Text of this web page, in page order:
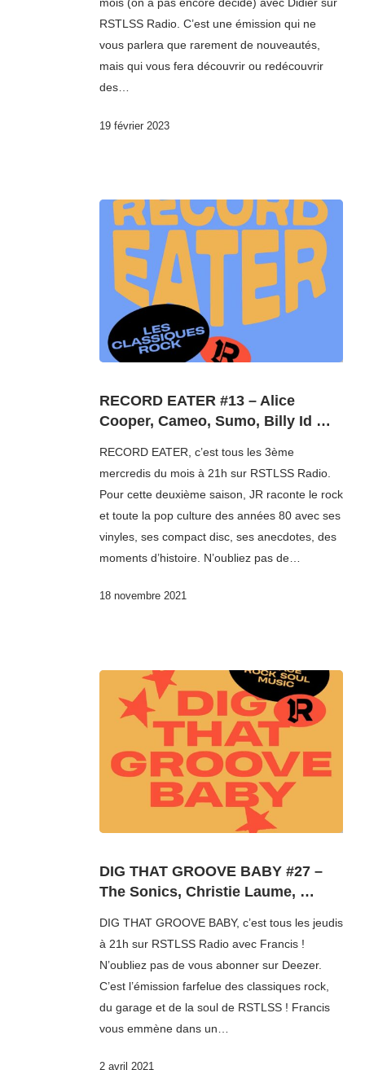
mois (on a pas encore décidé) avec Didier sur
RSTLSS Radio. C’est une émission qui ne
vous parlera que rarement de nouveautés,
mais qui vous fera découvrir ou redécouvrir
des…
19 février 2023
RECORD EATER #13 – Alice
Cooper, Cameo, Sumo, Billy Id …
RECORD EATER, c’est tous les 3ème
mercredis du mois à 21h sur RSTLSS Radio.
Pour cette deuxième saison, JR raconte le rock
et toute la pop culture des années 80 avec ses
vinyles, ses compact disc, ses anecdotes, des
moments d’histoire. N’oubliez pas de…
18 novembre 2021
DIG THAT GROOVE BABY #27 –
The Sonics, Christie Laume, …
DIG THAT GROOVE BABY, c’est tous les jeudis
à 21h sur RSTLSS Radio avec Francis !
N’oubliez pas de vous abonner sur Deezer.
C’est l’émission farfelue des classiques rock,
du garage et de la soul de RSTLSS ! Francis
vous emmène dans un…
2 avril 2021